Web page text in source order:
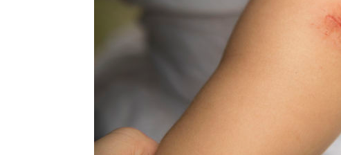
[속보]코스닥, 800p 회복…0.26% 오른 801.67 마감
[속보]코스피, 301.88포인트(4.58%) 내린 6296.38 마감
[속보]원·달러 환율, 0.7원 내린 1423.8원 마감
"여기 떨어졌다"…다누리, 스페이스X 로켓 달 충돌 흔적 포착
손흥민, 5경기 연속골 실패…LAFC는 승부차기 끝 과달라하라 격파
내일까지 39도 '펄펄'…기상청 "태풍 지나며 폭염 잠시 꺾인다"
트럼프, 한국계 진보 주지사 후보 맹공…"공산주의가 최대 위협"
"美간섭에 합의 지연"…트럼프, '이란 호르무즈 통제권' 수용할까